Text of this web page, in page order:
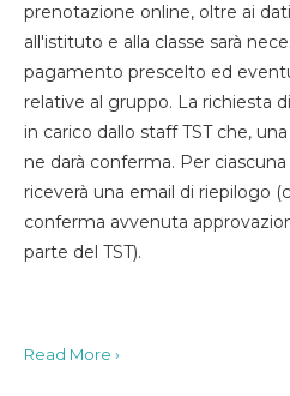
prenotazione online, oltre ai
all'istituto e alla classe sarà
pagamento prescelto ed
relative al gruppo. La richiesta
in carico dallo staff TST che,
ne darà conferma. Per
riceverà una email di riepilogo
conferma avvenuta
parte del TST).
Read More ›